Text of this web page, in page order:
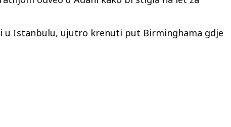
u Istanbulu, ujutro krenuti put Birminghama gdje